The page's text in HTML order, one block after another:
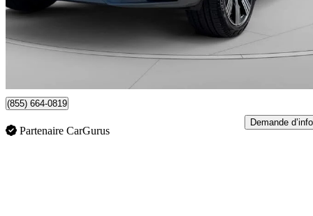
63 995 $ Affaire
1 122 $/mois env.
(855) 664-0819
Partenaire CarGurus
Demande d’info